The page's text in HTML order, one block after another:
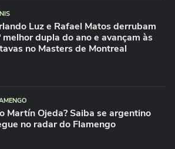
Luz e Rafael Matos derrubam
melhor dupla do ano e avançam às
no Masters de Montreal
Martín Ojeda? Saiba se argentino
no radar do Flamengo